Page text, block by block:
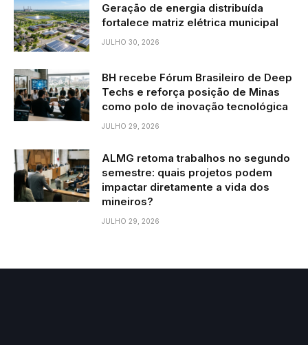
Geração de energia distribuída
fortalece matriz elétrica municipal
JULHO 30, 2026
BH recebe Fórum Brasileiro de Deep
Techs e reforça posição de Minas
como polo de inovação tecnológica
JULHO 29, 2026
ALMG retoma trabalhos no segundo
semestre: quais projetos podem
impactar diretamente a vida dos
mineiros?
JULHO 29, 2026